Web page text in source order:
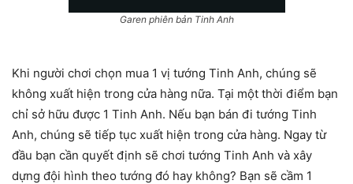
Garen phiên bản Tinh Anh
Khi người chơi chọn mua 1 vị tướng Tinh Anh, chúng sẽ
không xuất hiện trong cửa hàng nữa. Tại một thời điểm bạn
chỉ sở hữu được 1 Tinh Anh. Nếu bạn bán đi tướng Tinh
Anh, chúng sẽ tiếp tục xuất hiện trong cửa hàng. Ngay từ
đầu bạn cần quyết định sẽ chơi tướng Tinh Anh và xây
dựng đội hình theo tướng đó hay không? Bạn sẽ cầm 1